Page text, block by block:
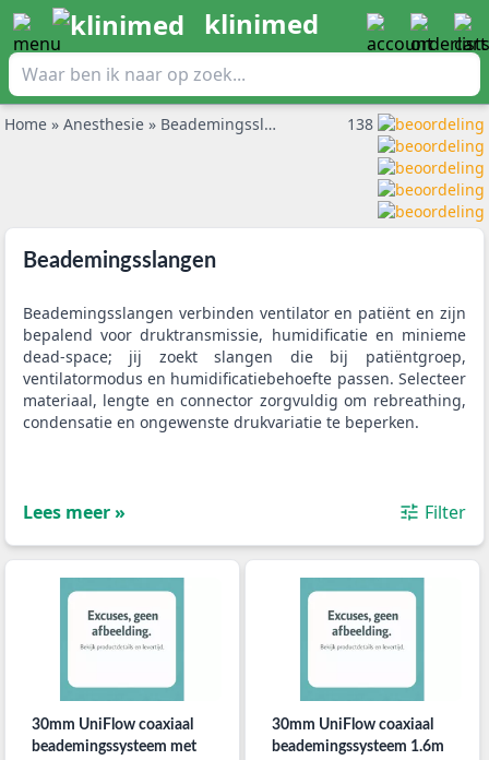
klinimed
Home » Anesthesie » Beademingsslangen 138
Beademingsslangen
Beademingsslangen verbinden ventilator en patiënt en zijn
bepalend voor druktransmissie, humidificatie en minieme
dead‑space; jij zoekt slangen die bij patiëntgroep,
ventilatormodus en humidificatiebehoefte passen. Selecteer
materiaal, lengte en connector zorgvuldig om rebreathing,
condensatie en ongewenste drukvariatie te beperken.
Lees meer » Filter
30mm UniFlow coaxiaal
beademingssysteem met
30mm UniFlow coaxiaal
beademingssysteem 1.6m